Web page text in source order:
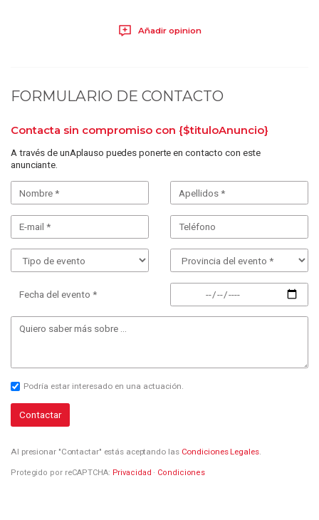
Añadir opinion
FORMULARIO DE CONTACTO
Contacta sin compromiso con {$tituloAnuncio}
A través de unAplauso puedes ponerte en contacto con este
anunciante.
Fecha del evento *
Podría estar interesado en una actuación.
Contactar
Al presionar "Contactar" estás aceptando las Condiciones Legales.
Protegido por reCAPTCHA: Privacidad · Condiciones